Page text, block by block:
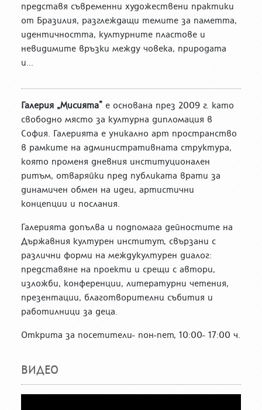
представя съвременни художествени практики
от Бразилия, разглеждащи темите за паметта,
идентичността, културните пластове и
невидимите връзки между човека, природата
и...
Галерия „Мисията” е основана през 2009 г. като
свободно място за културна дипломация в
София. Галерията е уникално арт пространство
в рамките на административната структура,
която променя дневния институционален
ритъм, отваряйки пред публиката врати за
динамичен обмен на идеи, артистични
концепции и послания.
Галерията допълва и подпомага дейностите на
Държавния културен институт, свързани с
различни форми на междукултурен диалог:
представяне на проекти и срещи с автори,
изложби, конференции, литературни четения,
презентации, благотворителни събития и
работилници за деца.
Открита за посетители- пон-пет, 10:00- 17:00 ч.
ВИДЕО